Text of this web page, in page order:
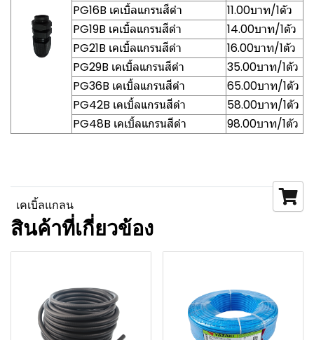
PG16B เคเบิ้ลแกรนสีดำ
11.00บาท/1ตัว
PG19B เคเบิ้ลแกรนสีดำ
14.00บาท/1ตัว
PG21B เคเบิ้ลแกรนสีดำ
16.00บาท/1ตัว
PG29B เคเบิ้ลแกรนสีดำ
35.00บาท/1ตัว
PG36B เคเบิ้ลแกรนสีดำ
65.00บาท/1ตัว
PG42B เคเบิ้ลแกรนสีดำ
58.00บาท/1ตัว
PG48B เคเบิ้ลแกรนสีดำ
98.00บาท/1ตัว
เคเบิ้ลแกลน
สินค้าที่เกี่ยวข้อง